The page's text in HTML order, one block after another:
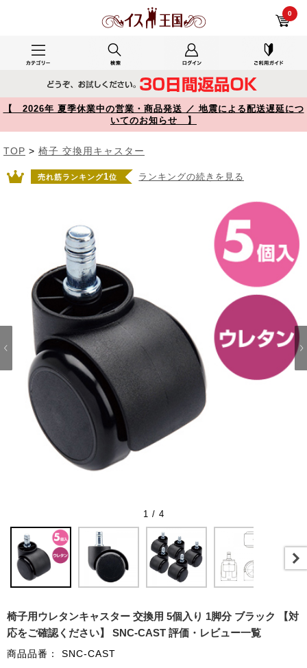
SNC-CAST レビュー 椅子用ウレタンキャスター 交換用 5個入り 1脚分 ブラック 【対応をご確認ください】 【イス王国】
0
【 2026年 夏季休業中の営業・商品発送 ／ 地震による配送遅延につ
いてのお知らせ 】
TOP > 椅子 交換用キャスター
売れ筋ランキング1位 ランキングの続きを見る
1 / 4
椅子用ウレタンキャスター 交換用 5個入り 1脚分 ブラック 【対
応をご確認ください】 SNC-CAST 評価・レビュー一覧
商品品番： SNC-CAST